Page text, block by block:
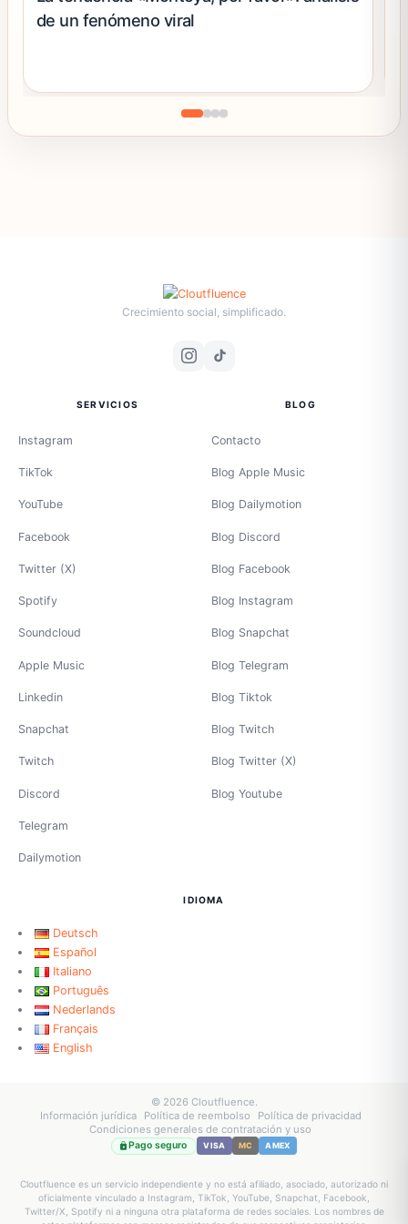
de un fenómeno viral
Crecimiento social, simplificado.
SERVICIOS
Instagram
TikTok
YouTube
Facebook
Twitter (X)
Spotify
Soundcloud
Apple Music
Linkedin
Snapchat
Twitch
Discord
Telegram
Dailymotion
BLOG
Contacto
Blog Apple Music
Blog Dailymotion
Blog Discord
Blog Facebook
Blog Instagram
Blog Snapchat
Blog Telegram
Blog Tiktok
Blog Twitch
Blog Twitter (X)
Blog Youtube
IDIOMA
Deutsch
Español
Italiano
Português
Nederlands
Français
English
© 2026 Cloutfluence.
Información jurídica
Política de reembolso
Política de privacidad
Condiciones generales de contratación y uso
Pago seguro VISA MC AMEX
Cloutfluence es un servicio independiente y no está afiliado, asociado, autorizado ni
oficialmente vinculado a Instagram, TikTok, YouTube, Snapchat, Facebook,
Twitter/X, Spotify ni a ninguna otra plataforma de redes sociales. Los nombres de